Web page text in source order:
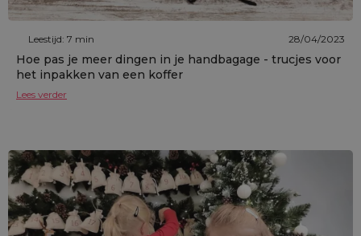
Leestijd: 7 min 28/04/2023
Hoe pas je meer dingen in je handbagage - trucjes voor
het inpakken van een koffer
Lees verder